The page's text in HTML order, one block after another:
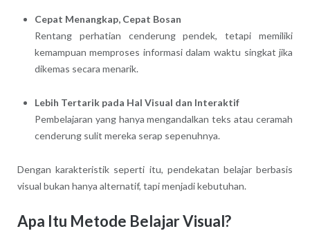
Cepat Menangkap, Cepat Bosan
Rentang perhatian cenderung pendek, tetapi memiliki
kemampuan memproses informasi dalam waktu singkat jika
dikemas secara menarik.
Lebih Tertarik pada Hal Visual dan Interaktif
Pembelajaran yang hanya mengandalkan teks atau ceramah
cenderung sulit mereka serap sepenuhnya.
Dengan karakteristik seperti itu, pendekatan belajar berbasis
visual bukan hanya alternatif, tapi menjadi kebutuhan.
Apa Itu Metode Belajar Visual?